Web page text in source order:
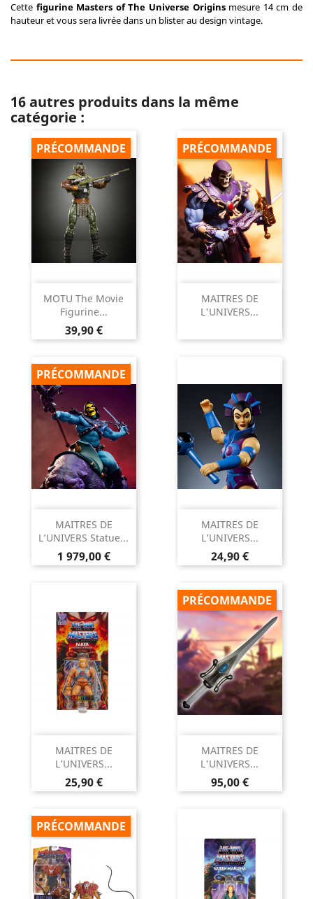
Cette figurine Masters of The Universe Originsmesure 14 cm de
hauteur et vous sera livrée dans un blister au design vintage.
16 autres produits dans la même
catégorie :
MOTU The Movie
Figurine...
Prix
39,90 €
PRÉCOMMANDE
MAITRES DE
L'UNIVERS...
PRÉCOMMANDE
MAITRES DE
L’UNIVERS Statue...
Prix
1 979,00 €
PRÉCOMMANDE
MAITRES DE
L’UNIVERS...
Prix
24,90 €
MAITRES DE
L’UNIVERS...
Prix
25,90 €
MAITRES DE
L'UNIVERS...
Prix
95,00 €
PRÉCOMMANDE
PRÉCOMMANDE